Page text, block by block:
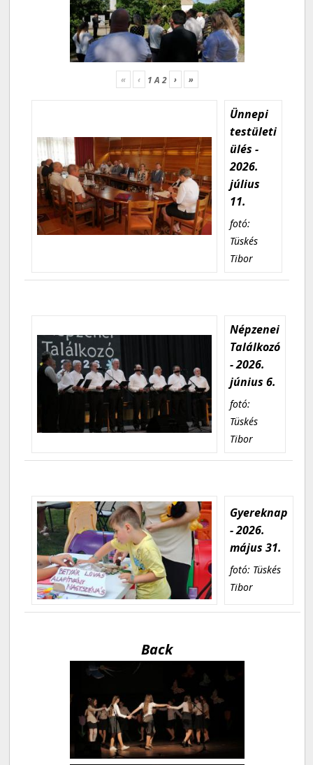
« ‹ 1A2 › »
Ünnepi
testületi
ülés -
2026.
július
11.
fotó:
Tüskés
Tibor
Népzenei
Találkozó
- 2026.
június 6.
fotó:
Tüskés
Tibor
Gyereknap
- 2026.
május 31.
fotó: Tüskés
Tibor
Back